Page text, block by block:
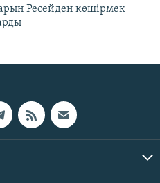
Ресейден көшірмек